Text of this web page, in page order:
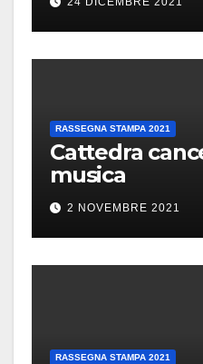
RASSEGNA STAMPA 2021
Cattedra
musica
2 NOVEMBRE 2021
RASSEGNA STAMPA 2021